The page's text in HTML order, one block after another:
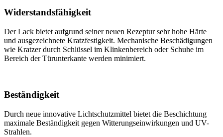
Widerstandsfähigkeit
Der Lack bietet aufgrund seiner neuen Rezeptur sehr hohe Härte
und ausgezeichnete Kratzfestigkeit. Mechanische Beschädigungen
wie Kratzer durch Schlüssel im Klinkenbereich oder Schuhe im
Bereich der Türunterkante werden minimiert.
Beständigkeit
Durch neue innovative Lichtschutzmittel bietet die Beschichtung
maximale Beständigkeit gegen Witterungseinwirkungen und UV-
Strahlen.